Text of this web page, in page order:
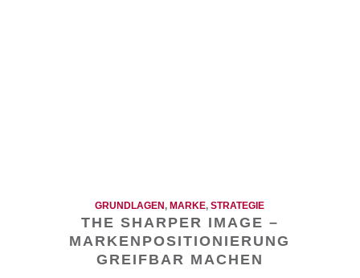
GRUNDLAGEN, MARKE,STRATEGIE
THE SHARPER IMAGE –
MARKENPOSITIONIERUNG
GREIFBAR MACHEN